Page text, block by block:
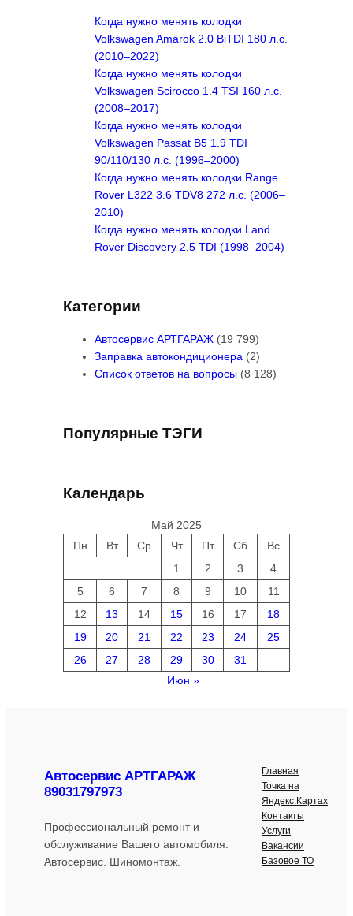
Когда нужно менять колодки
Volkswagen Amarok 2.0 BiTDI 180 л.с.
(2010–2022)
Когда нужно менять колодки
Volkswagen Scirocco 1.4 TSI 160 л.с.
(2008–2017)
Когда нужно менять колодки
Volkswagen Passat B5 1.9 TDI
90/110/130 л.с. (1996–2000)
Когда нужно менять колодки Range
Rover L322 3.6 TDV8 272 л.с. (2006–
2010)
Когда нужно менять колодки Land
Rover Discovery 2.5 TDI (1998–2004)
Категории
Автосервис АРТГАРАЖ (19 799)
Заправка автокондиционера (2)
Список ответов на вопросы (8 128)
Популярные ТЭГИ
Календарь
Май 2025
Пн
Вт Ср Чт Пт Сб
Вс
1
2 3
4
5
6 7 8 9 10
11
12
13 14 15 16 17
18
19
20 21 22 23 24
25
26
27 28 29 30
31
Июн »
Автосервис АРТГАРАЖ
89031797973
Профессиональный ремонт и
обслуживание Вашего автомобиля.
Автосервис. Шиномонтаж.
Главная
Точка на
Яндекс.Картах
Контакты
Услуги
Вакансии
Базовое ТО